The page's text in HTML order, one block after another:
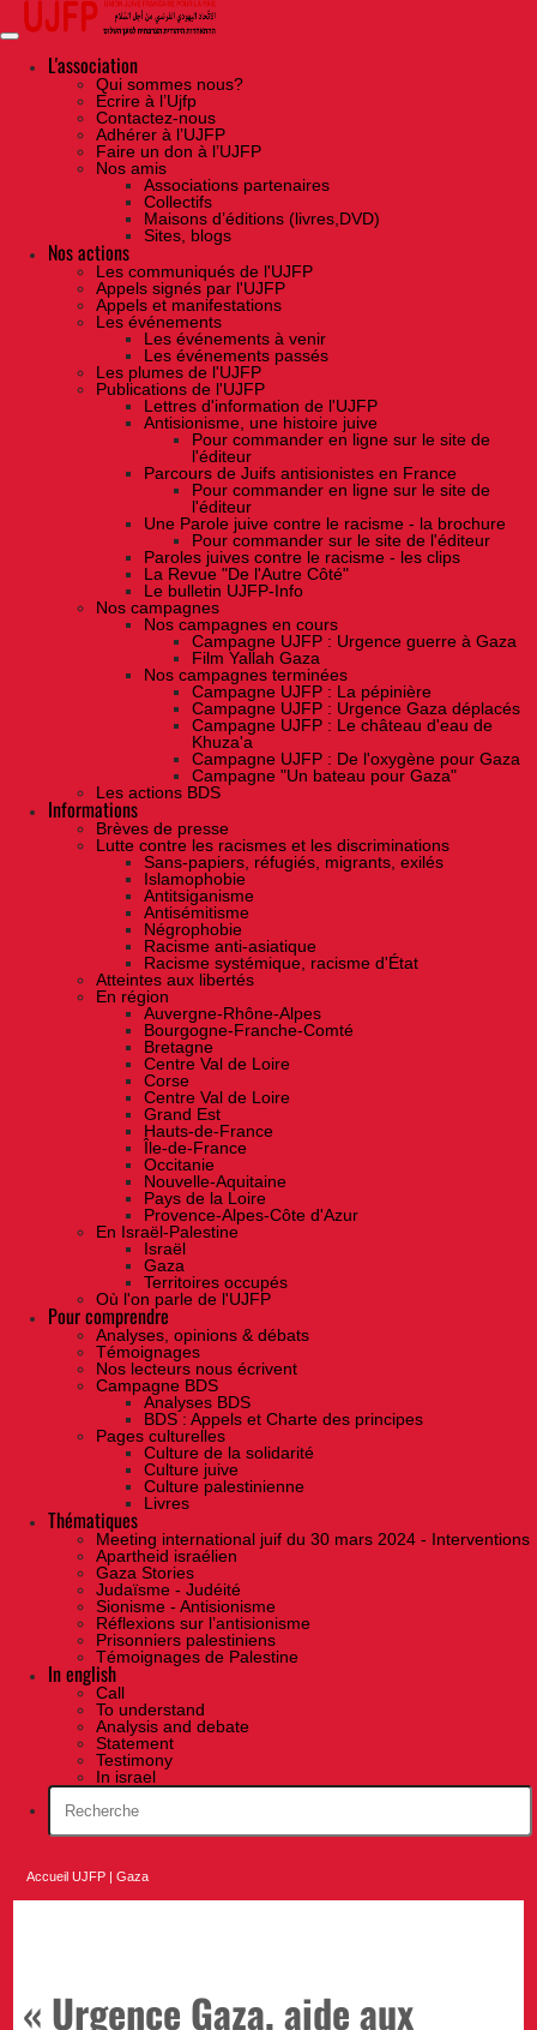
Skip
the
contentL'association
Qui sommes nous?
Ecrire à l’Ujfp
Contactez-nous
Adhérer à l’UJFP
Faire un don à l’UJFP
Nos amis
Associations partenaires
Collectifs
Maisons d’éditions (livres,DVD)
Sites, blogs
Nos actions
Les communiqués de l'UJFP
Appels signés par l'UJFP
Appels et manifestations
Les événements
Les événements à venir
Les événements passés
Les plumes de l'UJFP
Publications de l'UJFP
Lettres d'information de l'UJFP
Antisionisme, une histoire juive
Pour commander en ligne sur le site de
l'éditeur
Parcours de Juifs antisionistes en France
Pour commander en ligne sur le site de
l'éditeur
Une Parole juive contre le racisme - la brochure
Pour commander sur le site de l'éditeur
Paroles juives contre le racisme - les clips
La Revue "De l'Autre Côté"
Le bulletin UJFP-Info
Nos campagnes
Nos campagnes en cours
Campagne UJFP : Urgence guerre à Gaza
Film Yallah Gaza
Nos campagnes terminées
Campagne UJFP : La pépinière
Campagne UJFP : Urgence Gaza déplacés
Campagne UJFP : Le château d'eau de
Khuza'a
Campagne UJFP : De l'oxygène pour Gaza
Campagne "Un bateau pour Gaza"
Les actions BDS
Informations
Brèves de presse
Lutte contre les racismes et les discriminations
Sans-papiers, réfugiés, migrants, exilés
Islamophobie
Antitsiganisme
Antisémitisme
Négrophobie
Racisme anti-asiatique
Racisme systémique, racisme d'État
Atteintes aux libertés
En région
Auvergne-Rhône-Alpes
Bourgogne-Franche-Comté
Bretagne
Centre Val de Loire
Corse
Centre Val de Loire
Grand Est
Hauts-de-France
Île-de-France
Occitanie
Nouvelle-Aquitaine
Pays de la Loire
Provence-Alpes-Côte d'Azur
En Israël-Palestine
Israël
Gaza
Territoires occupés
Où l'on parle de l'UJFP
Pour comprendre
Analyses, opinions & débats
Témoignages
Nos lecteurs nous écrivent
Campagne BDS
Analyses BDS
BDS : Appels et Charte des principes
Pages culturelles
Culture de la solidarité
Culture juive
Culture palestinienne
Livres
Thématiques
Meeting international juif du 30 mars 2024 - Interventions
Apartheid israélien
Gaza Stories
Judaïsme - Judéité
Sionisme - Antisionisme
Réflexions sur l’antisionisme
Prisonniers palestiniens
Témoignages de Palestine
In english
Call
To understand
Analysis and debate
Statement
Testimony
In israel
Accueil UJFP |Gaza
« Urgence Gaza, aide aux